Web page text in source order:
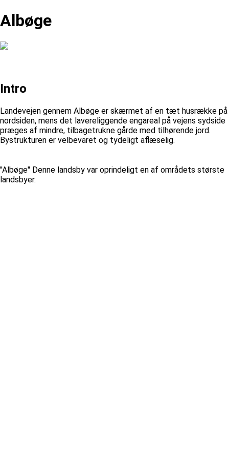
Albøge
Intro
Landevejen gennem Albøge er skærmet af en tæt husrække på
nordsiden, mens det lavereliggende engareal på vejens sydside
præges af mindre, tilbagetrukne gårde med tilhørende jord.
Bystrukturen er velbevaret og tydeligt aflæselig.
''Albøge'' Denne landsby var oprindeligt en af områdets største
landsbyer.